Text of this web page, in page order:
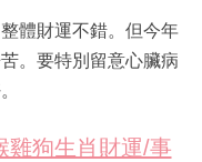
體財運不錯。但今年
。要特別留意心臟病
雞狗生肖財運/事